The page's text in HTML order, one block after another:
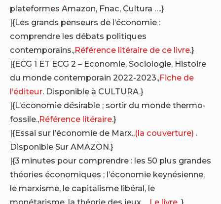
plateformes Amazon, Fnac, Cultura ….}
|{Les grands penseurs de l’économie :
comprendre les débats politiques
contemporains.,Référence litéraire de ce livre.}
|{ECG 1 ET ECG 2 – Economie, Sociologie, Histoire
du monde contemporain 2022-2023.,Fiche de
l’éditeur. Disponible à CULTURA.}
|{L’économie désirable ; sortir du monde thermo-
fossile.,Référence litéraire.}
|{Essai sur l’économie de Marx.,(la couverture) .
Disponible Sur AMAZON.}
|{3 minutes pour comprendre : les 50 plus grandes
théories économiques ; l’économie keynésienne,
le marxisme, le capitalisme libéral, le
monétarisme, la théorie des jeux…., Le livre .}